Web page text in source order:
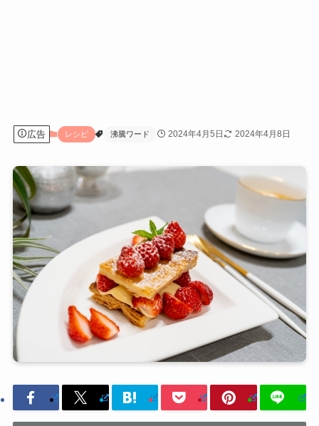
広告 レシピ 沸騰ワード 2024年4月5日 2024年4月8日